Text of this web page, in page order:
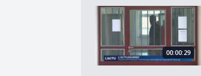
Jugement confirmé
00:00:29